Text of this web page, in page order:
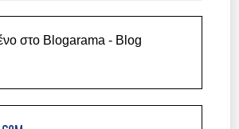
στο Blogarama - Blog